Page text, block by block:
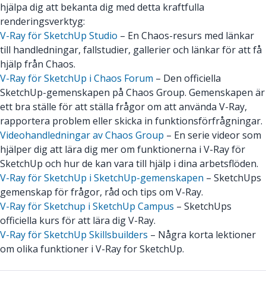
hjälpa dig att bekanta dig med detta kraftfulla
renderingsverktyg:
V-Ray för SketchUp Studio – En Chaos-resurs med länkar
till handledningar, fallstudier, gallerier och länkar för att få
hjälp från Chaos.
V-Ray för SketchUp i Chaos Forum – Den officiella
SketchUp-gemenskapen på Chaos Group. Gemenskapen är
ett bra ställe för att ställa frågor om att använda V-Ray,
rapportera problem eller skicka in funktionsförfrågningar.
Videohandledningar av Chaos Group – En serie videor som
hjälper dig att lära dig mer om funktionerna i V-Ray för
SketchUp och hur de kan vara till hjälp i dina arbetsflöden.
V-Ray för SketchUp i SketchUp-gemenskapen – SketchUps
gemenskap för frågor, råd och tips om V-Ray.
V-Ray för Sketchup i SketchUp Campus – SketchUps
officiella kurs för att lära dig V-Ray.
V-Ray för SketchUp Skillsbuilders – Några korta lektioner
om olika funktioner i V-Ray for SketchUp.